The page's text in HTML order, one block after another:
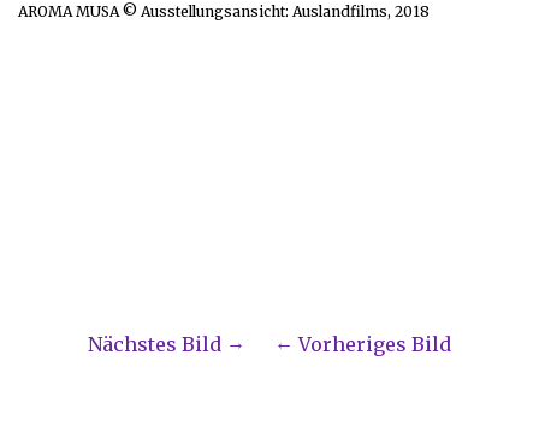
AROMA MUSA © Ausstellungsansicht: Auslandfilms, 2018
Nächstes Bild Vorheriges Bild